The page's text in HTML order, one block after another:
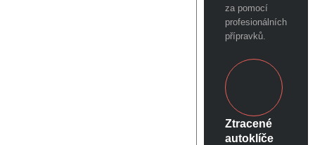
za pomocí
profesionálních
přípravků.
Ztracené
autoklíče